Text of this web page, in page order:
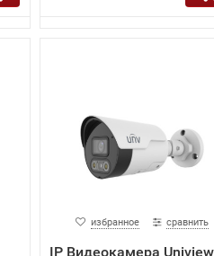
избранное сравнить
IP Видеокамера Uniview